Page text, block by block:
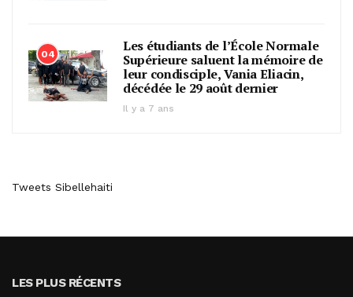
04
Les étudiants de l’École Normale
Supérieure saluent la mémoire de
leur condisciple, Vania Eliacin,
décédée le 29 août dernier
Il y a 7 ans
Tweets Sibellehaiti
LES PLUS RÉCENTS